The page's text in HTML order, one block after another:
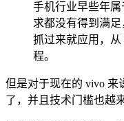
手机行业早些年
求都没有得到满
抓过来就应用，从
程。
但是对于现在的 vivo 来
了，并且技术门槛也越